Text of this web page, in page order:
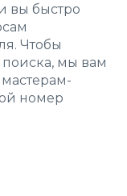
вы быстро
Чтобы
мы вам
номер